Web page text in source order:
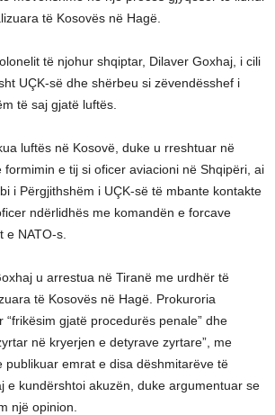
të Kosovës në Hagë.
të njohur shqiptar, Dilaver Goxhaj, i cili
UÇK-së dhe shërbeu si zëvendësshef i
të saj gjatë luftës.
luftës në Kosovë, duke u rreshtuar në
formimin e tij si oficer aviacioni në Shqipëri, ai
i Përgjithshëm i UÇK-së të mbante kontakte
ndërlidhës me komandën e forcave
e NATO-s.
u arrestua në Tiranë me urdhër të
të Kosovës në Hagë. Prokuroria
“frikësim gjatë procedurës penale” dhe
në kryerjen e detyrave zyrtare”, me
publikuar emrat e disa dëshmitarëve të
e kundërshtoi akuzën, duke argumentuar se
një opinion.